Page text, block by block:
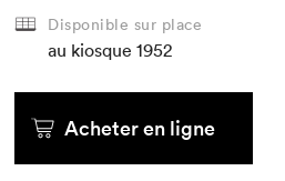
Disponible sur place
au kiosque 1952
Acheter en ligne